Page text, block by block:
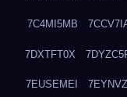
7C4MI5MB
7DXTFT0X
7EUSEMEI